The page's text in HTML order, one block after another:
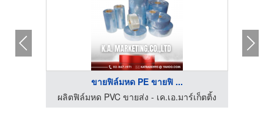
ขายฟิล์มหด PE ขายฟิ ...
ผลิตฟิล์มหด PVC ขายส่ง - เค.เอ.มาร์เก็ตติ้ง